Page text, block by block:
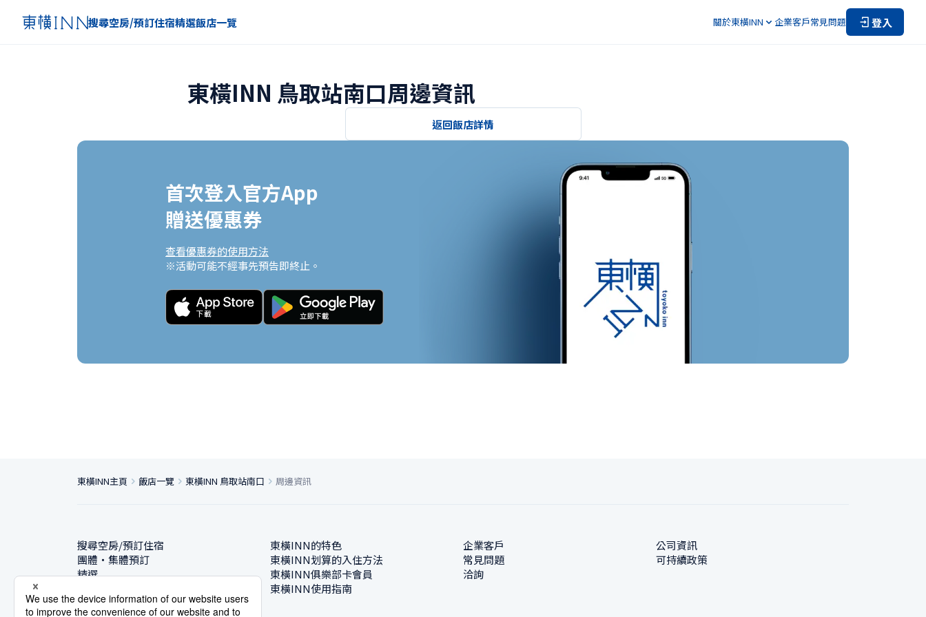
搜尋空房/預訂住宿精選飯店一覽 關於東橫INN 企業客戶常見問題 登入
東橫INN 鳥取站南口周邊資訊
返回飯店詳情
首次登入官方App
贈送優惠券
查看優惠券的使用方法
※活動可能不經事先預告即終止。
東橫INN主頁 飯店一覽 東橫INN 鳥取站南口 周邊資訊
搜尋空房/預訂住宿
團體・集體預訂
精選
東橫INN的特色
東橫INN划算的入住方法
東橫INN俱樂部卡會員
東橫INN使用指南
企業客戶
常見問題
洽詢
公司資訊
可持續政策